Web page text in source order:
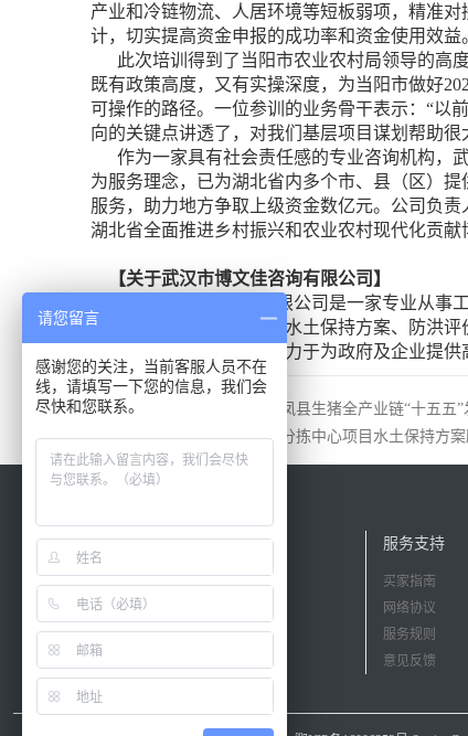
产业和冷链物流、人居环境等短板弱项，精准
计，切实提高资金申报的成功率和资金使用效益
此次培训得到了当阳市农业农村局领导的高
既有政策高度，又有实操深度，为当阳市做好
可操作的路径。一位参训的业务骨干表示：“以
向的关键点讲透了，对我们基层项目谋划帮助很
作为一家具有社会责任感的专业咨询机构，
为服务理念，已为湖北省内多个市、县（区）
服务，助力地方争取上级资金数亿元。公司负
湖北省全面推进乡村振兴和农业农村现代化贡献
【关于武汉市博文佳咨询有限公司】
武汉市博文佳咨询有限公司是一家专业从事
制、社会稳定风险评估、水土保持方案、防洪
经验丰富的专家团队，致力于为政府及企业提
上一篇：
博文佳咨询编制《来凤县生猪全产业链“十五五
下一篇：红安县再生资源​绿色分拣中心项目水土保持方
网站栏目
平台介绍
服务大厅
精彩案例
发布需求
网站新闻
合作机构
政策新闻
服务支持
买家指南
网络协议
服务规则
意见反馈
请您留言
感谢您的关注，当前客服人员不在
线，请填写一下您的信息，我们会
尽快和您联系。